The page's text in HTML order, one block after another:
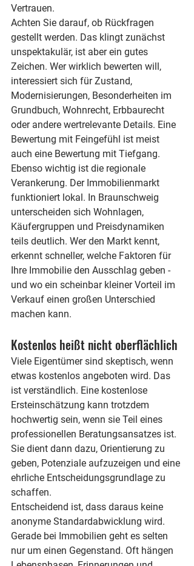
Vertrauen.
Achten Sie darauf, ob Rückfragen
gestellt werden. Das klingt zunächst
unspektakulär, ist aber ein gutes
Zeichen. Wer wirklich bewerten will,
interessiert sich für Zustand,
Modernisierungen, Besonderheiten im
Grundbuch, Wohnrecht, Erbbaurecht
oder andere wertrelevante Details. Eine
Bewertung mit Feingefühl ist meist
auch eine Bewertung mit Tiefgang.
Ebenso wichtig ist die regionale
Verankerung. Der Immobilienmarkt
funktioniert lokal. In Braunschweig
unterscheiden sich Wohnlagen,
Käufergruppen und Preisdynamiken
teils deutlich. Wer den Markt kennt,
erkennt schneller, welche Faktoren für
Ihre Immobilie den Ausschlag geben -
und wo ein scheinbar kleiner Vorteil im
Verkauf einen großen Unterschied
machen kann.
Kostenlos heißt nicht oberflächlich
Viele Eigentümer sind skeptisch, wenn
etwas kostenlos angeboten wird. Das
ist verständlich. Eine kostenlose
Ersteinschätzung kann trotzdem
hochwertig sein, wenn sie Teil eines
professionellen Beratungsansatzes ist.
Sie dient dann dazu, Orientierung zu
geben, Potenziale aufzuzeigen und eine
ehrliche Entscheidungsgrundlage zu
schaffen.
Entscheidend ist, dass daraus keine
anonyme Standardabwicklung wird.
Gerade bei Immobilien geht es selten
nur um einen Gegenstand. Oft hängen